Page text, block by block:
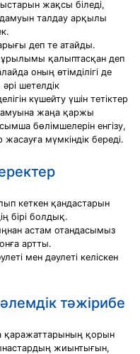
жақсы біледі,
талдау арқылы
деп те атайды.
қалыптасқан деп
оның өтімділігі де
шетелдік
күшейту үшін тетіктер
жаңа қаржы
бөлімшелерін енгізу,
жасауға мүмкіндік береді.
кеткен қандастарын
бірі болдық.
астам отандасымыз
артты.
мен дәулеті келіскен
тәжірибе
қаражаттарының қорын
жиынтығын,